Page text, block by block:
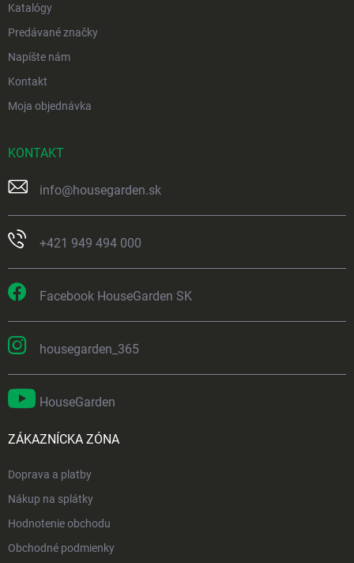
Katalógy
Predávané značky
Napíšte nám
Kontakt
Moja objednávka
KONTAKT
info@housegarden.sk
+421 949 494 000
Facebook HouseGarden SK
housegarden_365
HouseGarden
ZÁKAZNÍCKA ZÓNA
Doprava a platby
Nákup na splátky
Hodnotenie obchodu
Obchodné podmienky